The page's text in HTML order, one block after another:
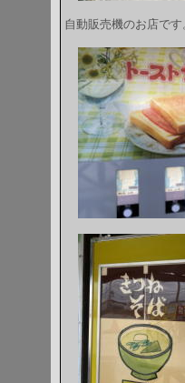
自動販売機のお店で